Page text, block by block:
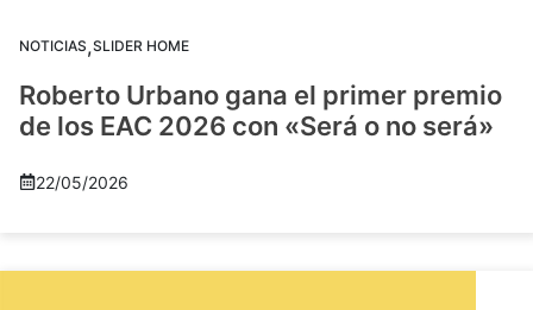
NOTICIAS,SLIDER HOME
Roberto Urbano gana el primer premio
de los EAC 2026 con «Será o no será»
22/05/2026